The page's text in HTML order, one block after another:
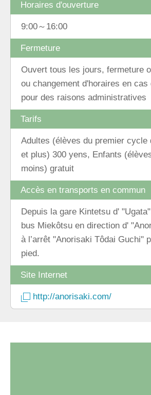
Horaires d'ouverture
9:00～16:00
Fermeture
Ouvert tous les jours, fermeture
ou changement d'horaires en cas
pour des raisons administratives
Tarifs
Adultes (élèves du premier cycle
et plus) 300 yens, Enfants
moins) gratuit
Accès en transports en commun
Depuis la gare Kintetsu d'
bus Miekôtsu en direction d'
à l’arrêt "Anorisaki Tôdai Guchi"
pied.
Site Internet
http://anorisaki.com/